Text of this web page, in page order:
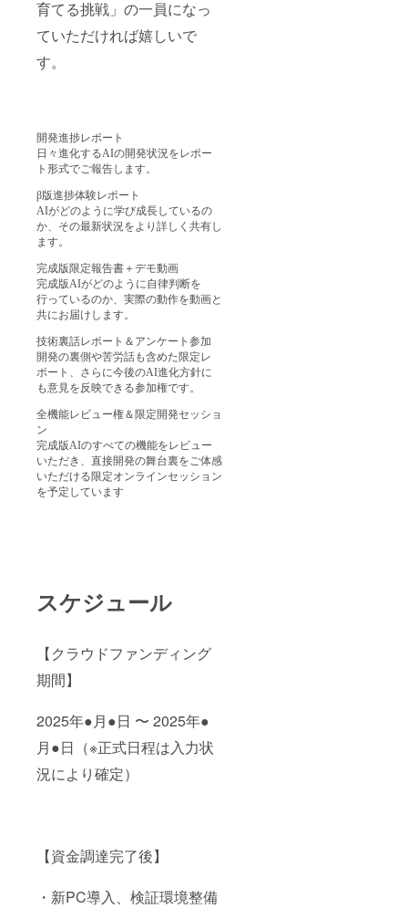
育てる挑戦」の一員になっ
ていただければ嬉しいで
す。
開発進捗レポート
日々進化するAIの開発状況をレポー
ト形式でご報告します。
β版進捗体験レポート
AIがどのように学び成長しているの
か、その最新状況をより詳しく共有し
ます。
完成版限定報告書＋デモ動画
完成版AIがどのように自律判断を
行っているのか、実際の動作を動画と
共にお届けします。
技術裏話レポート＆アンケート参加
開発の裏側や苦労話も含めた限定レ
ポート、さらに今後のAI進化方針に
も意見を反映できる参加権です。
全機能レビュー権＆限定開発セッショ
ン
完成版AIのすべての機能をレビュー
いただき、直接開発の舞台裏をご体感
いただける限定オンラインセッション
を予定しています
スケジュール
【クラウドファンディング
期間】
2025年●月●日 〜 2025年●
月●日（※正式日程は入力状
況により確定）
【資金調達完了後】
・新PC導入、検証環境整備